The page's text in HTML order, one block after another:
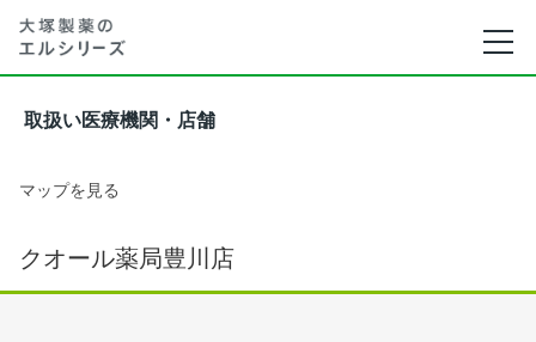
取扱い医療機関・店舗
マップを見る
クオール薬局豊川店